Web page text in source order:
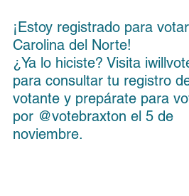
¡Estoy registrado para
Carolina del Norte!
¿Ya lo hiciste? Visita
para consultar tu registro
votante y prepárate para
por @votebraxton el 5 de
noviembre.